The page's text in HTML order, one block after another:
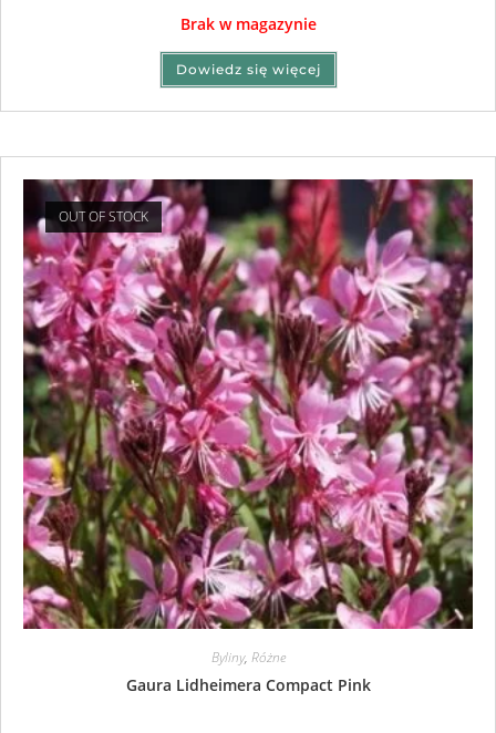
Brak w magazynie
Dowiedz się więcej
OUT OF STOCK
Byliny, Różne
Gaura Lidheimera Compact Pink